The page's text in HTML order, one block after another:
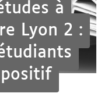
à
Lyon 2 :